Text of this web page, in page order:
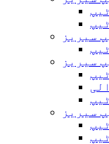
سیریز
سیریز
سیریز